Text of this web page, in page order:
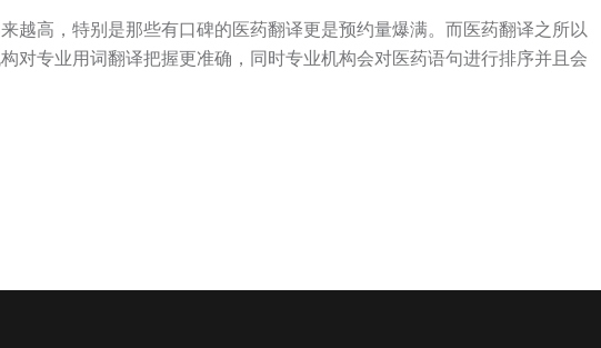
越高，特别是那些有口碑的医药翻译更是预约量爆满。而医药翻译之所以
对专业用词翻译把握更准确，同时专业机构会对医药语句进行排序并且会